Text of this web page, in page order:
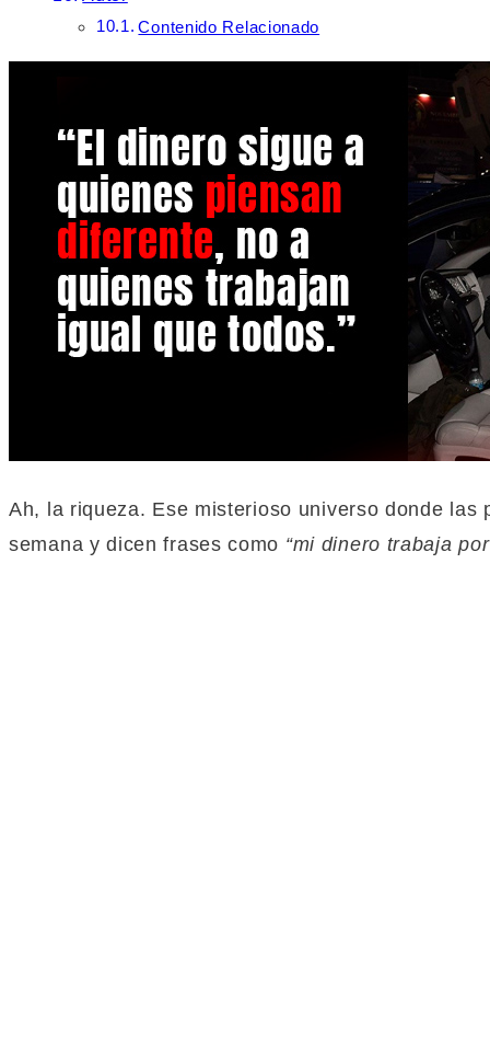
Contenido Relacionado
Ah, la riqueza. Ese misterioso universo donde
semana y dicen frases como “mi dinero trabaja